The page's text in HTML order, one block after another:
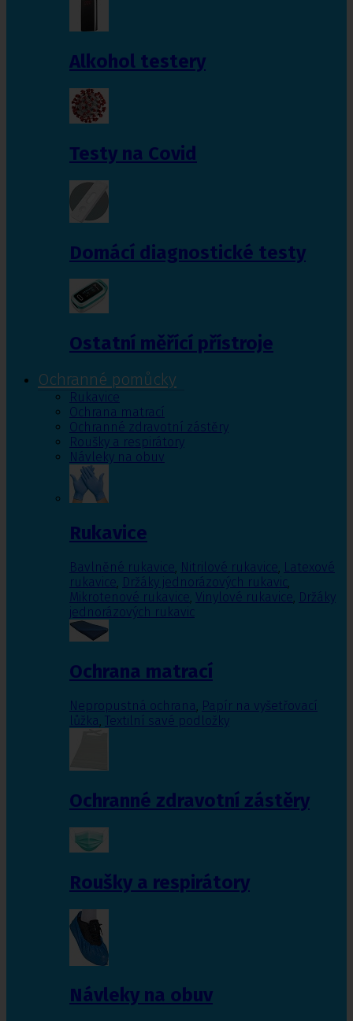
Alkohol testery
Testy na Covid
Domácí diagnostické testy
Ostatní měřící přístroje
Ochranné pomůcky
Rukavice
Ochrana matrací
Ochranné zdravotní zástěry
Roušky a respirátory
Návleky na obuv
Rukavice
Bavlněné rukavice, Nitrilové rukavice, Latexové
rukavice, Držáky jednorázových rukavic,
Mikrotenové rukavice, Vinylové rukavice, Držáky
jednorázových rukavic
Ochrana matrací
Nepropustná ochrana, Papír na vyšetřovací
lůžka, Textilní savé podložky
Ochranné zdravotní zástěry
Roušky a respirátory
Návleky na obuv